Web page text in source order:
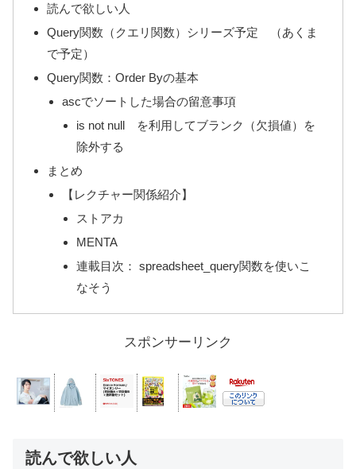
読んで欲しい人
Query関数（クエリ関数）シリーズ予定 （あくま
で予定）
Query関数：Order Byの基本
ascでソートした場合の留意事項
is not null を利用してブランク（欠損値）を
除外する
まとめ
【レクチャー関係紹介】
ストアカ
MENTA
連載目次： spreadsheet_query関数を使いこ
なそう
スポンサーリンク
読んで欲しい人